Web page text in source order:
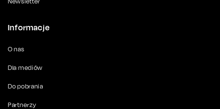
Informacje
O nas
Dla mediów
Do pobrania
Partnerzy